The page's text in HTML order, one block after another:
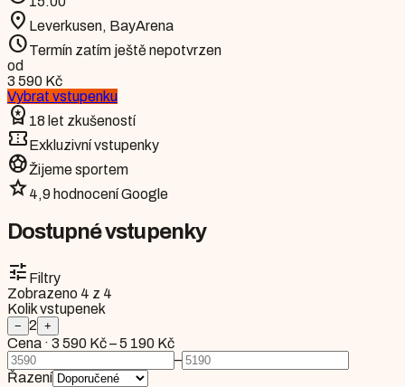
location_on Leverkusen, BayArena
scheduleTermín zatím ještě nepotvrzen
od
3 590 Kč
Vybrat vstupenku
workspace_premium 18 let zkušeností
confirmation_numberExkluzivní vstupenky
sports_soccerŽijeme sportem
star4,9 hodnocení Google
Dostupné vstupenky
tune Filtry
Zobrazeno 4 z 4
Kolik vstupenek
− 2 +
Cena · 3 590 Kč–5 190 Kč
–
Řazení